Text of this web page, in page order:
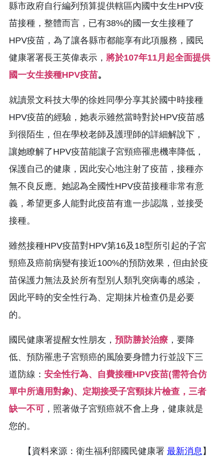
縣市政府自行編列預算提供轄區內國中女生HPV疫
苗接種，整體而言，已有38%的國一女生接種了
HPV疫苗，為了讓各縣市都能享有此項服務，國民
健康署署長王英偉表示， 將於107年11月起全面提供
國一女生接種HPV疫苗。
就讀景文科技大學的徐姓同學分享其於國中時接種
HPV疫苗的經驗，她表示雖然當時對於HPV疫苗感
到很陌生，但在學校老師及護理師的詳細解說下，
讓她瞭解了HPV疫苗能讓子宮頸癌罹患機率降低，
保護自己的健康，因此安心地注射了疫苗，接種亦
無不良反應。她認為全國性HPV疫苗接種非常有意
義，希望更多人能對此疫苗有進一步認識，並接受
接種。
雖然接種HPV疫苗對HPV第16及18型所引起的子宮
頸癌及癌前病變有接近100%的預防效果，但由於疫
苗保護力無法及於所有型別人類乳突病毒的感染，
因此平時的安全性行為、定期抹片檢查仍是必要
的。
國民健康署提醒女性朋友， 預防勝於治療 ，要降
低、預防罹患子宮頸癌的風險要身體力行並設下三
道防線： 安全性行為、自費接種HPV疫苗(需符合仿
單中所適用對象)、定期接受子宮頸抹片檢查，三者
缺一不可 ，照著做子宮頸癌就不會上身，健康就是
您的。
【資料來源：衛生福利部國民健康署 最新消息 】